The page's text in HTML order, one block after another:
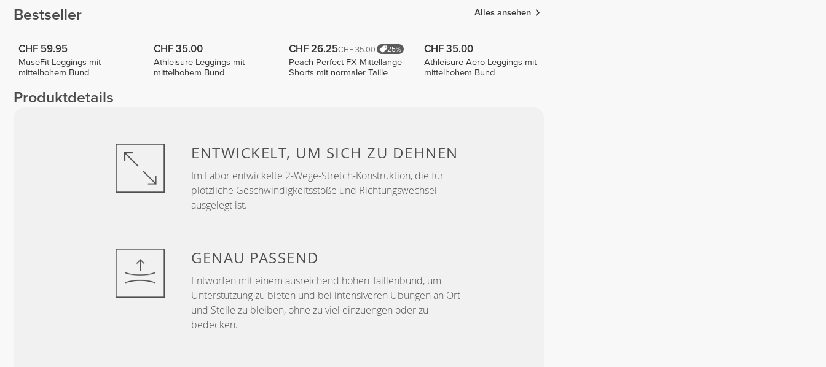
Bestseller Alles ansehen
CHF 59.95
MuseFit Leggings mit
mittelhohem Bund
CHF 35.00
Athleisure Leggings mit
mittelhohem Bund
CHF 26.25CHF 35.00 25%
Peach Perfect FX Mittellange
Shorts mit normaler Taille
CHF 35.00
Athleisure Aero Leggings mit
mittelhohem Bund
Produktdetails
ENTWICKELT, UM SICH ZU DEHNEN
Im Labor entwickelte 2-Wege-Stretch-Konstruktion, die für
plötzliche Geschwindigkeitsstöße und Richtungswechsel
ausgelegt ist.
GENAU PASSEND
Entworfen mit einem ausreichend hohen Taillenbund, um
Unterstützung zu bieten und bei intensiveren Übungen an Ort
und Stelle zu bleiben, ohne zu viel einzuengen oder zu
bedecken.